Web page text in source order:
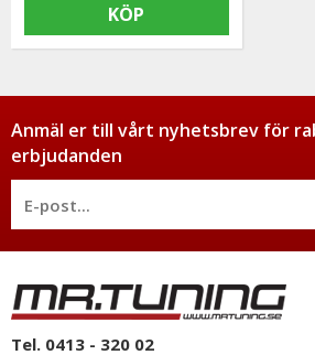
KÖP
Anmäl er till vårt nyhetsbrev för
erbjudanden
Tel. 0413 - 320 02